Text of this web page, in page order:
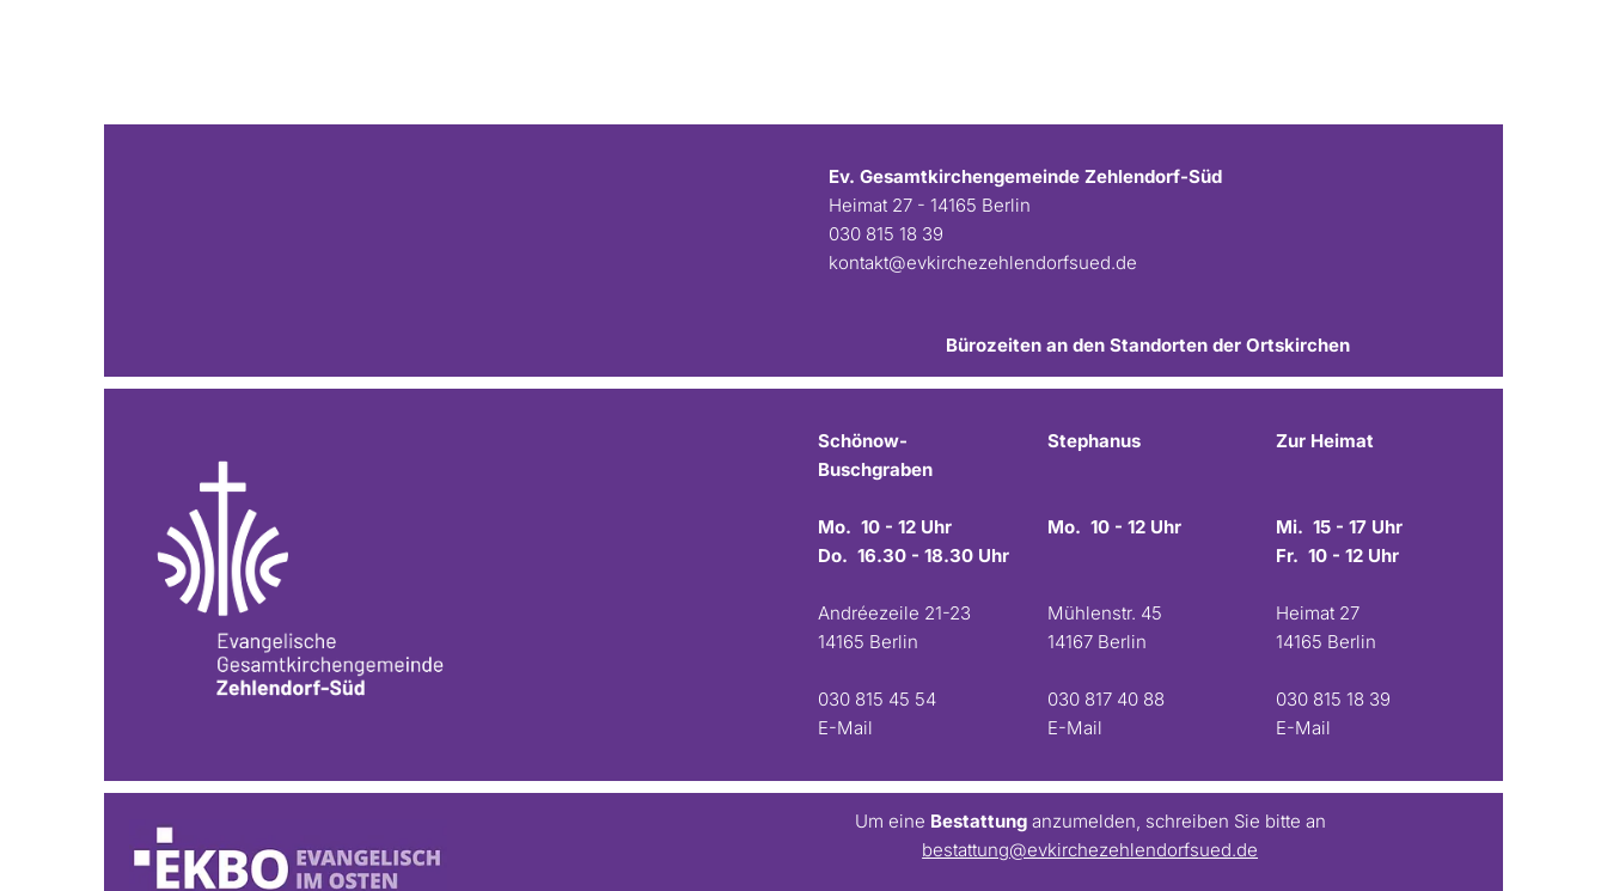
Ev. Gesamtkirchengemeinde Zehlendorf-Süd
Heimat 27 - 14165 Berlin
030 815 18 39
kontakt@evkirchezehlendorfsued.de
Bürozeiten an den Standorten der Ortskirchen
Schönow-
Buschgraben
Mo. 10 - 12 Uhr
Do. 16.30 - 18.30 Uhr
Andréezeile 21-23
14165 Berlin
030 815 45 54
E-Mail
Stephanus
Mo. 10 - 12 Uhr
Mühlenstr. 45
14167 Berlin
030 817 40 88
E-Mail
Zur Heimat
Mi. 15 - 17 Uhr
Fr. 10 - 12 Uhr
Heimat 27
14165 Berlin
030 815 18 39
E-Mail
Um eine Bestattunganzumelden, schreiben Sie bitte an
bestattung@evkirchezehlendorfsued.de